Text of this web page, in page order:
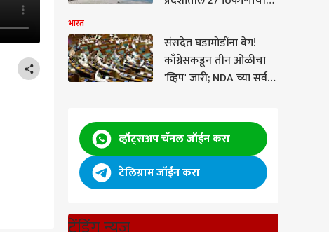
नकाशात समाविष्ट
भारत
संसदेत घडामोडींना वेग!
काँग्रेसकडून तीन ओळींचा
'व्हिप' जारी; NDA च्या सर्व
व्हॉट्सअप चॅनल जॉईन करा
टेलिग्राम जॉईन करा